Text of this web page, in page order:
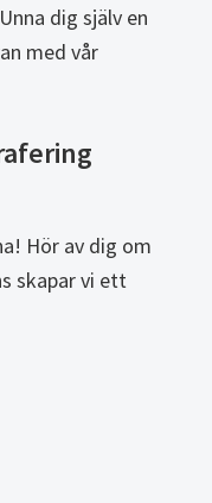
dig själv en
med vår
Hör av dig om
skapar vi ett